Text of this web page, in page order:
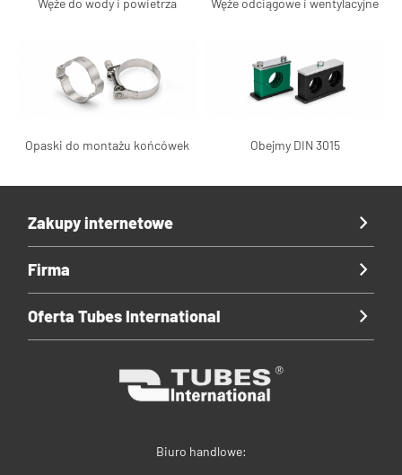
Węże do wody i powietrza Węże odciągowe i wentylacyjne
Opaski do montażu końcówek Obejmy DIN 3015
Biuro handlowe:
Zakupy internetowe
Firma
Oferta Tubes International